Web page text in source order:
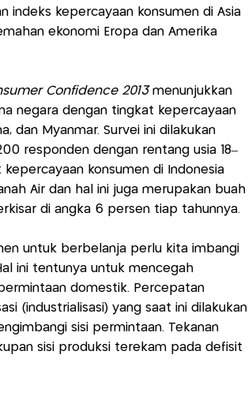
indeks kepercayaan konsumen di Asia
ekonomi Eropa dan Amerika
Confidence 2013 menunjukkan
negara dengan tingkat kepercayaan
dan Myanmar. Survei ini dilakukan
responden dengan rentang usia 18–
konsumen di Indonesia
Air dan hal ini juga merupakan buah
di angka 6 persen tiap tahunnya.
untuk berbelanja perlu kita imbangi
ini tentunya untuk mencegah
domestik. Percepatan
(industrialisasi) yang saat ini dilakukan
sisi permintaan. Tekanan
sisi produksi terekam pada defisit